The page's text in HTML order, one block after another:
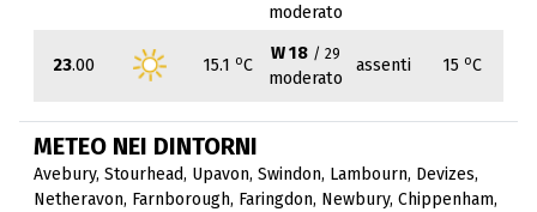
moderato
23.00 15.1 oC
W 18 / 29
moderato
assenti 15 oC
METEO NEI DINTORNI
Avebury, Stourhead, Upavon, Swindon, Lambourn, Devizes,
Netheravon, Farnborough, Faringdon, Newbury, Chippenham,